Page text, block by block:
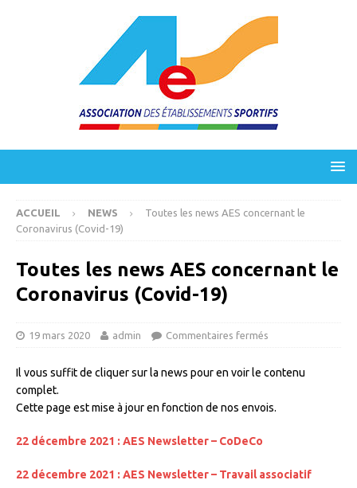
ACCUEIL NEWS
Toutes les news AES concernant le
Coronavirus (Covid-19)
Toutes les news AES concernant le
Coronavirus (Covid-19)
19 mars 2020 admin Commentaires fermés
Il vous suffit de cliquer sur la news pour en voir le contenu
complet.
Cette page est mise à jour en fonction de nos envois.
22 décembre 2021 : AES Newsletter – CoDeCo
22 décembre 2021 : AES Newsletter – Travail associatif